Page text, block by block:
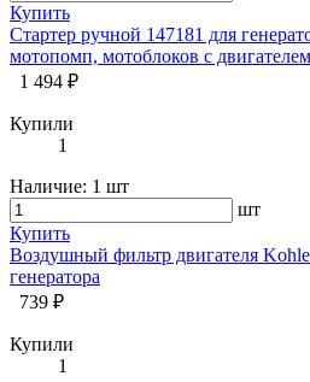
Купить
Стартер ручной 147181 для
мотопомп, мотоблоков с
1 494 ₽
Купили
1
Наличие: 1 шт
шт
Купить
Воздушный фильтр двигателя
генератора
739 ₽
Купили
1